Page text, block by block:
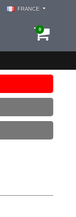
FRANCE
0